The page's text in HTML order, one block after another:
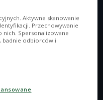
00:00
wszystkie środowiska
i kiedy można
kiedy wspieramy
Aktywne skanowanie
Przechowywanie
nich. Spersonalizowane
badnie odbiorców i